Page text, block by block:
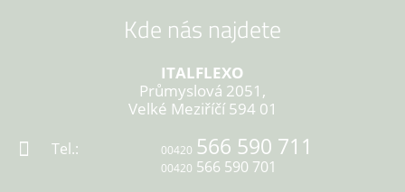
Kde nás najdete
ITALFLEXO
Průmyslová 2051,
Velké Meziříčí 594 01
Tel.: 00420 566 590 711
00420 566 590 701